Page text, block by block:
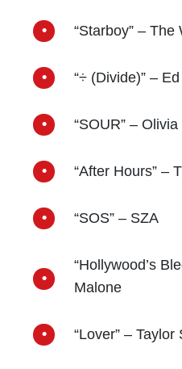
“Starboy” – The
“÷ (Divide)” –
“SOUR” –
“After Hours” –
“SOS” – SZA
“Hollywood’s
Malone
“Lover” – Taylor